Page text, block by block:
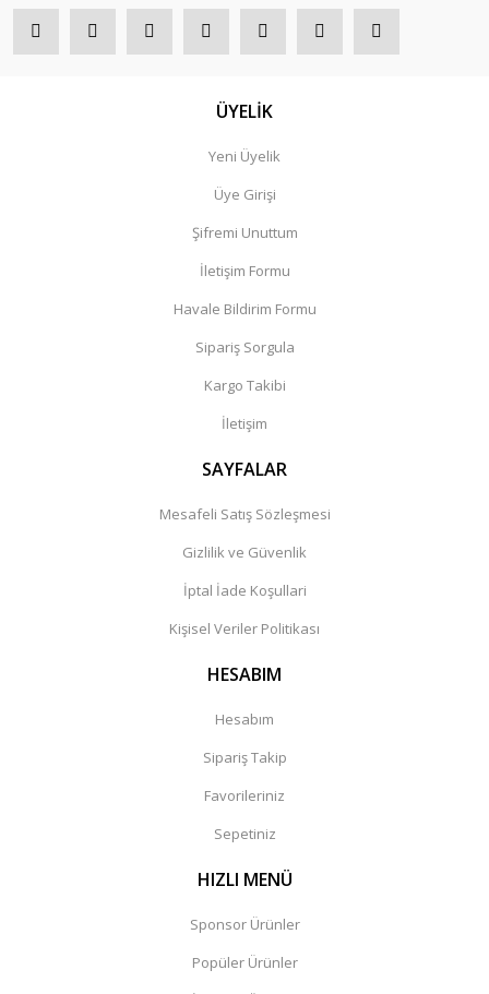
ÜYELİK
Yeni Üyelik
Üye Girişi
Şifremi Unuttum
İletişim Formu
Havale Bildirim Formu
Sipariş Sorgula
Kargo Takibi
İletişim
SAYFALAR
Mesafeli Satış Sözleşmesi
Gizlilik ve Güvenlik
İptal İade Koşullari
Kişisel Veriler Politikası
HESABIM
Hesabım
Sipariş Takip
Favorileriniz
Sepetiniz
HIZLI MENÜ
Sponsor Ürünler
Popüler Ürünler